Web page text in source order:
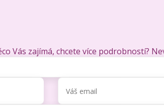
Vás zajímá, chcete více podrobností?